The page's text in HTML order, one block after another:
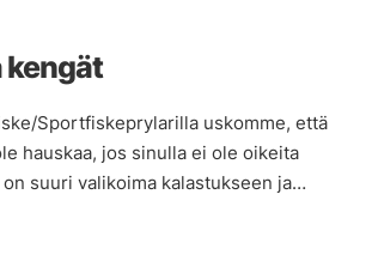
kengät
Sportfiskeprylarilla uskomme, että
hauskaa, jos sinulla ei ole oikeita
suuri valikoima kalastukseen ja
väliltä, meiltä löydät tarvitsemasi! Jos et